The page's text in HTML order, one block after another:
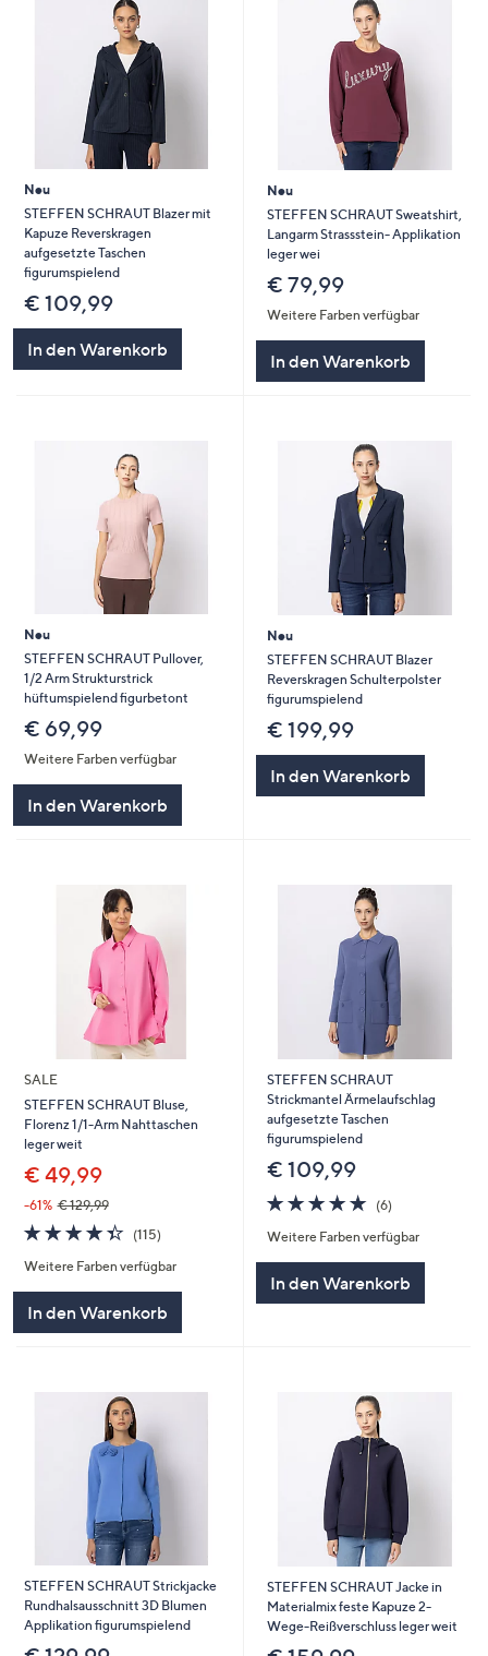
Neu
STEFFEN SCHRAUT Blazer mit
Kapuze Reverskragen
aufgesetzte Taschen
figurumspielend
€ 109,99
In den Warenkorb
Neu
STEFFEN SCHRAUT Sweatshirt,
Langarm Strassstein- Applikation
leger wei
€ 79,99
Weitere Farben verfügbar
In den Warenkorb
Neu
STEFFEN SCHRAUT Pullover,
1/2 Arm Strukturstrick
hüftumspielend figurbetont
€ 69,99
Weitere Farben verfügbar
In den Warenkorb
Neu
STEFFEN SCHRAUT Blazer
Reverskragen Schulterpolster
figurumspielend
€ 199,99
In den Warenkorb
SALE
STEFFEN SCHRAUT Bluse,
Florenz 1/1-Arm Nahttaschen
leger weit
€ 49,99
-61% € 129,99
4.3
von
5
(115)
Weitere Farben verfügbar
In den Warenkorb
STEFFEN SCHRAUT
Strickmantel Ärmelaufschlag
aufgesetzte Taschen
figurumspielend
€ 109,99
5.0
von
5
(6)6
Weitere Farben verfügbar
In den Warenkorb
STEFFEN SCHRAUT Strickjacke
Rundhalsausschnitt 3D Blumen
Applikation figurumspielend
STEFFEN SCHRAUT Jacke in
Materialmix feste Kapuze 2-
Wege-Reißverschluss leger weit